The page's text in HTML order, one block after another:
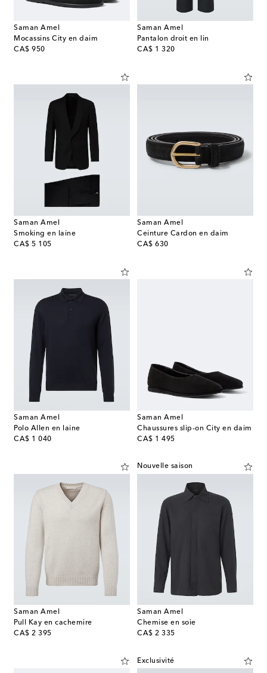
Saman Amel
Mocassins City en daim
CA$ 950
original price
Saman Amel
Pantalon droit en lin
CA$ 1 320
original price
Saman Amel
Smoking en laine
CA$ 5 105
original price
Saman Amel
Ceinture Cardon en daim
CA$ 630
original price
Saman Amel
Polo Allen en laine
CA$ 1 040
original price
Saman Amel
Chaussures slip-on City en daim
CA$ 1 495
original price
Saman Amel
Pull Kay en cachemire
CA$ 2 395
original price
Nouvelle saison
Saman Amel
Chemise en soie
CA$ 2 335
original price
Exclusivité